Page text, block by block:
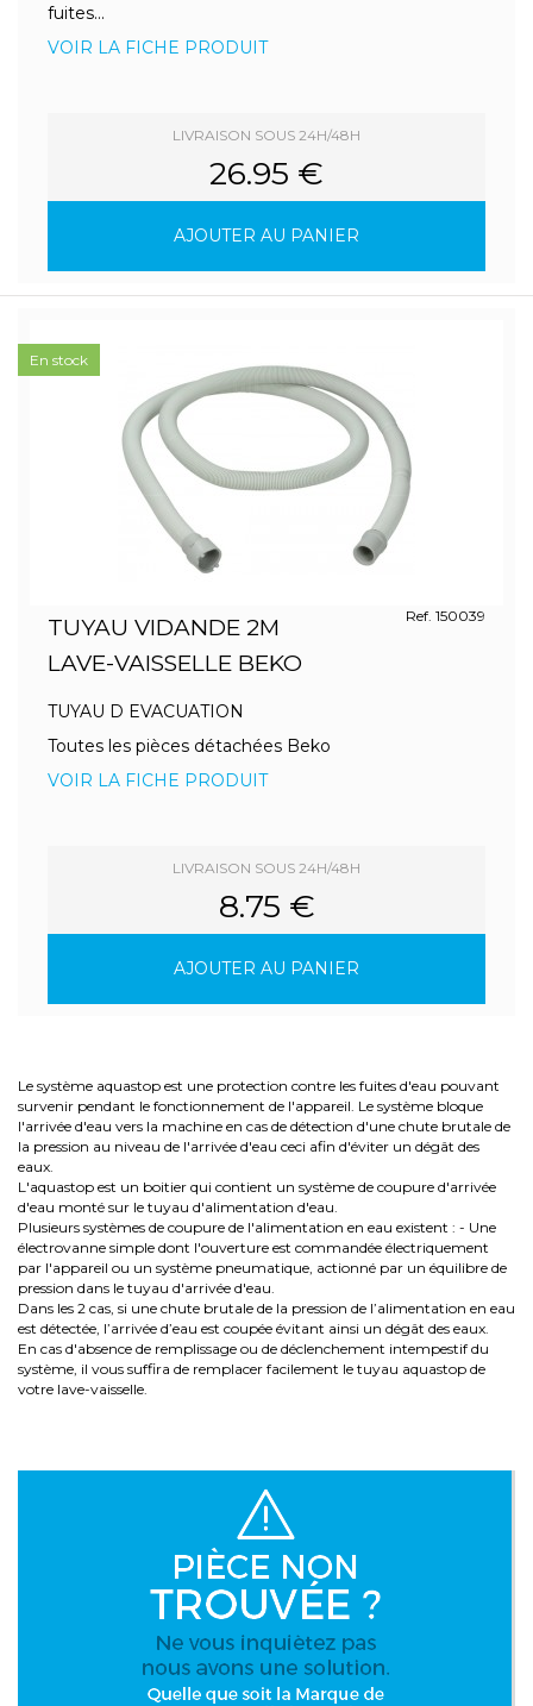
fuites...
VOIR LA FICHE PRODUIT
LIVRAISON SOUS 24H/48H
26.95 €
AJOUTER AU PANIER
TUYAU VIDANDE 2M
LAVE-VAISSELLE BEKO
Ref. 150039
TUYAU D EVACUATION
Toutes les pièces détachées Beko
VOIR LA FICHE PRODUIT
LIVRAISON SOUS 24H/48H
8.75 €
AJOUTER AU PANIER
En stock
Le système aquastop est une protection contre les fuites d'eau pouvant
survenir pendant le fonctionnement de l'appareil. Le système bloque
l'arrivée d'eau vers la machine en cas de détection d'une chute brutale de
la pression au niveau de l'arrivée d'eau ceci afin d'éviter un dégât des
eaux.
L'aquastop est un boitier qui contient un système de coupure d'arrivée
d'eau monté sur le tuyau d'alimentation d'eau.
Plusieurs systèmes de coupure de l'alimentation en eau existent : - Une
électrovanne simple dont l'ouverture est commandée électriquement
par l'appareil ou un système pneumatique, actionné par un équilibre de
pression dans le tuyau d'arrivée d'eau.
Dans les 2 cas, si une chute brutale de la pression de l’alimentation en eau
est détectée, l’arrivée d’eau est coupée évitant ainsi un dégât des eaux.
En cas d'absence de remplissage ou de déclenchement intempestif du
système, il vous suffira de remplacer facilement le tuyau aquastop de
votre lave-vaisselle.